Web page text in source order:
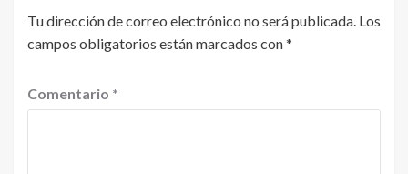
Tu dirección de correo electrónico no será publicada. Los
campos obligatorios están marcados con*
Comentario *